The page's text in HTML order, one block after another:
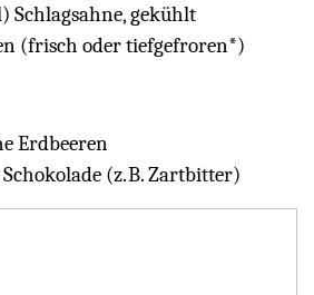
Schlagsahne, gekühlt
(frisch oder tiefgefroren*)
Erdbeeren
Schokolade (z. B. Zartbitter)